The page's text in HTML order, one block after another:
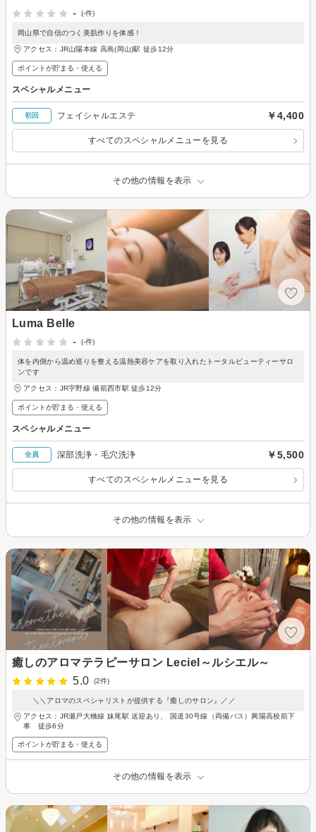
-
(-件)
岡山県で自信のつく美肌作りを体感！
アクセス：JR山陽本線 高島(岡山)駅 徒歩12分
ポイントが貯まる・使える
スペシャルメニュー
初回 フェイシャルエステ ￥4,400
すべてのスペシャルメニューを見る
その他の情報を表示
Luma Belle
-
(-件)
体を内側から温め巡りを整える温熱美容ケアを取り入れたトータルビューティーサロ
ンです
アクセス：JR宇野線 備前西市駅 徒歩12分
ポイントが貯まる・使える
スペシャルメニュー
全員 深部洗浄・毛穴洗浄 ￥5,500
すべてのスペシャルメニューを見る
その他の情報を表示
癒しのアロマテラピーサロン Leciel～ルシエル～
5.0
(2件)
＼＼アロマのスペシャリストが提供する『癒しのサロン』／／
アクセス：JR瀬戸大橋線 妹尾駅 送迎あり、 国道30号線（両備バス）興陽高校前下
車 徒歩6分
ポイントが貯まる・使える
その他の情報を表示